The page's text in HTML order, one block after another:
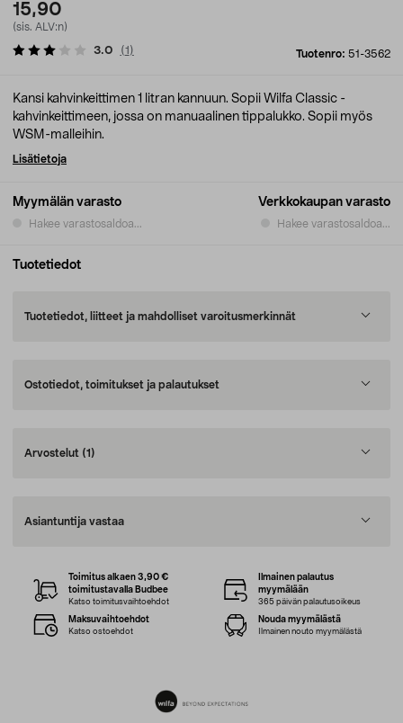
15,90
(sis. ALV:n)
Tuotenro: 51-3562
3.0 (1 )
Myymälän varasto
Hakee varastosaldoa...
Verkkokaupan varasto
Hakee varastosaldoa...
Kansi kahvinkeittimen 1 litran kannuun. Sopii Wilfa Classic -
kahvinkeittimeen, jossa on manuaalinen tippalukko. Sopii myös
WSM-malleihin.
Lisätietoja
Tuotetiedot
Tuotetiedot, liitteet ja mahdolliset varoitusmerkinnät
Ostotiedot, toimitukset ja palautukset
Arvostelut (1)
Asiantuntija vastaa
Toimitus alkaen 3,90 €
toimitustavalla Budbee
Katso toimitusvaihtoehdot
Ilmainen palautus
myymälään
365 päivän palautusoikeus
Maksuvaihtoehdot
Katso ostoehdot
Nouda myymälästä
Ilmainen nouto myymälästä